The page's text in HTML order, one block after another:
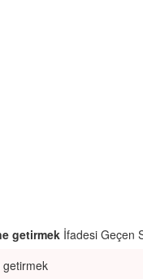
getirmek İfadesi Geçen